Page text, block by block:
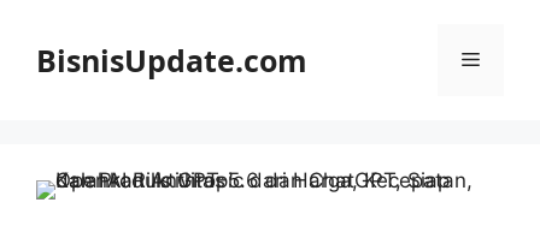
BisnisUpdate.com Menu